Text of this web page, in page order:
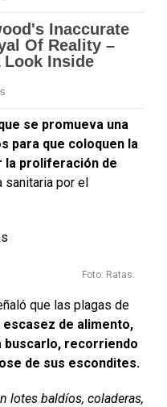
se promueva una
para que coloquen la
la proliferación de
sanitaria por el
Foto: Ratas.
que las plagas de
de alimento,
buscarlo, recorriendo
de sus escondites.
lotes baldíos, coladeras,